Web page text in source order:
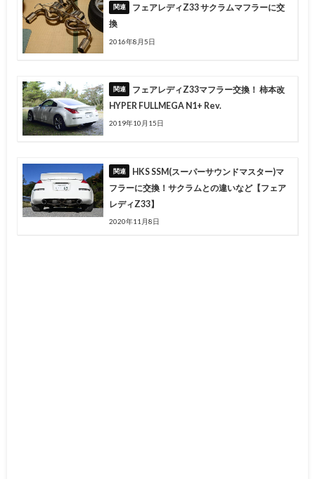
フェアレディZ33 サクラムマフラーに交
換
2016年8月5日
フェアレディZ33マフラー交換！ 柿本改
HYPER FULLMEGA N1+ Rev.
2019年10月15日
HKS SSM(スーパーサウンドマスター)マ
フラーに交換！サクラムとの違いなど【フェア
レディZ33】
2020年11月8日